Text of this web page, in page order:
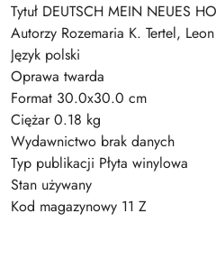
Tytuł DEUTSCH MEIN NEUES
Autorzy Rozemaria K. Tertel,
Język polski
Oprawa twarda
Format 30.0x30.0 cm
Ciężar 0.18 kg
Wydawnictwo brak danych
Typ publikacji Płyta winylowa
Stan używany
Kod magazynowy 11 Z